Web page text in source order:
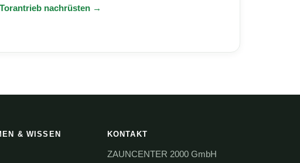
nachrüsten →
& WISSEN KONTAKT
ZAUNCENTER 2000 GmbH